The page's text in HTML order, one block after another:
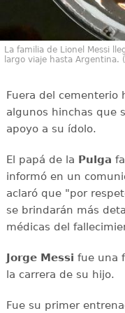
La familia de Lionel Messi
largo viaje hasta Argentina.
Fuera del cementerio
algunos hinchas que
apoyo a su ídolo.
El papá de la Pulga
informó en un
aclaró que "por
se brindarán más
médicas del
Jorge Messi fue una
la carrera de su hijo.
Fue su primer